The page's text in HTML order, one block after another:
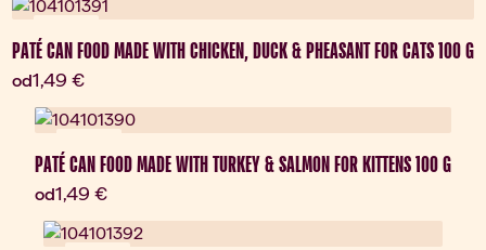
PATÉ CAN FOOD MADE WITH CHICKEN, DUCK & PHEASANT FOR CATS 100 G
odAktuálna cena:
1,49 €
PATÉ CAN FOOD MADE WITH TURKEY & SALMON FOR KITTENS 100 G
odAktuálna cena:
1,49 €